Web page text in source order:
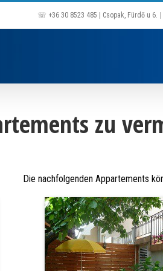
☏ +36 30 8523 485 | Csopak, Fürdő u 6.
zu
Die nachfolgenden Appartements